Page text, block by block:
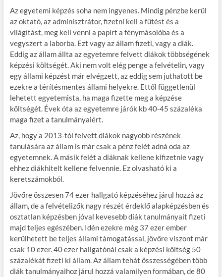
Az egyetemi képzés soha nem ingyenes. Mindig pénzbe kerül
az oktató, az adminisztrátor, fizetni kell a fűtést és a
világítást, meg kell venni a papírt a fénymásolóba és a
vegyszert a laborba. Ezt vagy az állam fizeti, vagy a diák.
Eddig az állam állta az egyetemre felvett diákok többségének
képzési költségét. Aki nem volt elég penge a felvételin, vagy
egy állami képzést már elvégzett, az eddig sem juthatott be
ezekre a térítésmentes állami helyekre. Ettől függetlenül
lehetett egyetemista, ha maga fizette meg a képzése
költségét. Évek óta az egyetemre járók kb 40-45 százaléka
maga fizet a tanulmányaiért.
Az, hogy a 2013-tól felvett diákok nagyobb részének
tanulására az állam is már csak a pénz felét adná oda az
egyetemnek. A másik felét a diáknak kellene kifizetnie vagy
ehhez diákhitelt kellene felvennie. Ez olvasható ki a
keretszámokból.
Jövőre összesen 74 ezer hallgató képzéséhez járul hozzá az
állam, de a felvételizők nagy részét érdeklő alapképzésben és
osztatlan képzésben jóval kevesebb diák tanulmányait fizeti
majd teljes egészében. Idén ezekre még 37 ezer ember
kerülhetett be teljes állami támogatással, jövőre viszont már
csak 10 ezer. 40 ezer hallgatónál csak a képzési költség 50
százalékát fizeti ki állam. Az állam tehát összességében több
diák tanulmányaihoz járul hozzá valamilyen formában, de 80